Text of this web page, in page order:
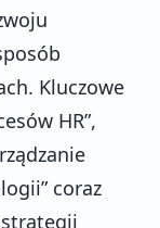
Kluczowe
HR”,
coraz